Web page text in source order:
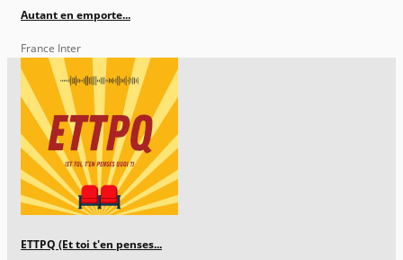
Autant en emporte...
France Inter
ETTPQ (Et toi t'en penses...